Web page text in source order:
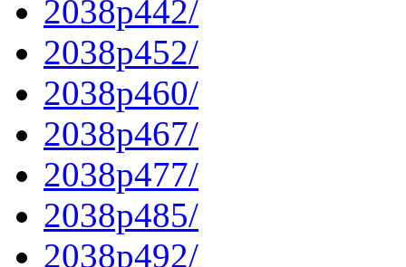
2038p442/
2038p452/
2038p460/
2038p467/
2038p477/
2038p485/
2038p492/